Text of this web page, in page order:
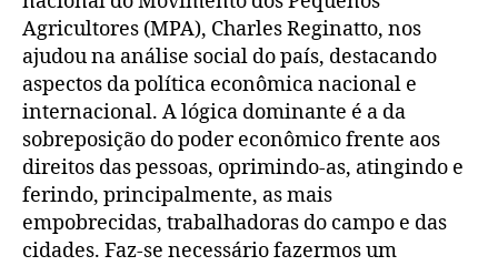
Agricultores (MPA), Charles Reginatto, nos
ajudou na análise social do país, destacando
aspectos da política econômica nacional e
internacional. A lógica dominante é a da
sobreposição do poder econômico frente aos
direitos das pessoas, oprimindo-as, atingindo e
ferindo, principalmente, as mais
empobrecidas, trabalhadoras do campo e das
cidades. Faz-se necessário fazermos um